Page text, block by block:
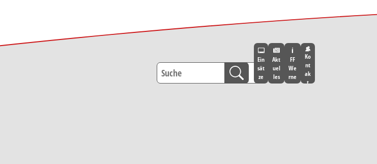
Ein
sät
ze
Akt
uel
les
FF
We
rne
Ko
nt
ak
t